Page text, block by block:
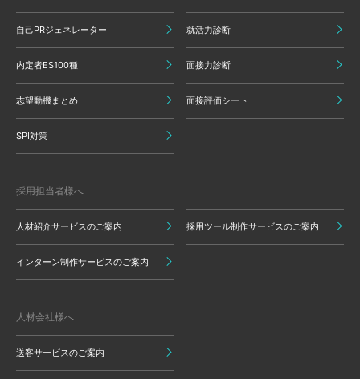
自己PRジェネレーター 就活力診断
内定者ES100種 面接力診断
志望動機まとめ 面接評価シート
SPI対策
採用担当者様へ
人材紹介サービスのご案内 採用ツール制作サービスのご案内
インターン制作サービスのご案内
人材会社様へ
送客サービスのご案内